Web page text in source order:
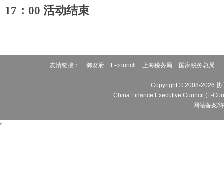
17：00 活动结束
友情链接： 御财府 L-councli 上海税务局 国家税务总局
Copyright © 2008-2026 协
China Finance Executive Council (F-
网站备案/